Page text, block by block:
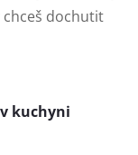
dochutit
kuchyni